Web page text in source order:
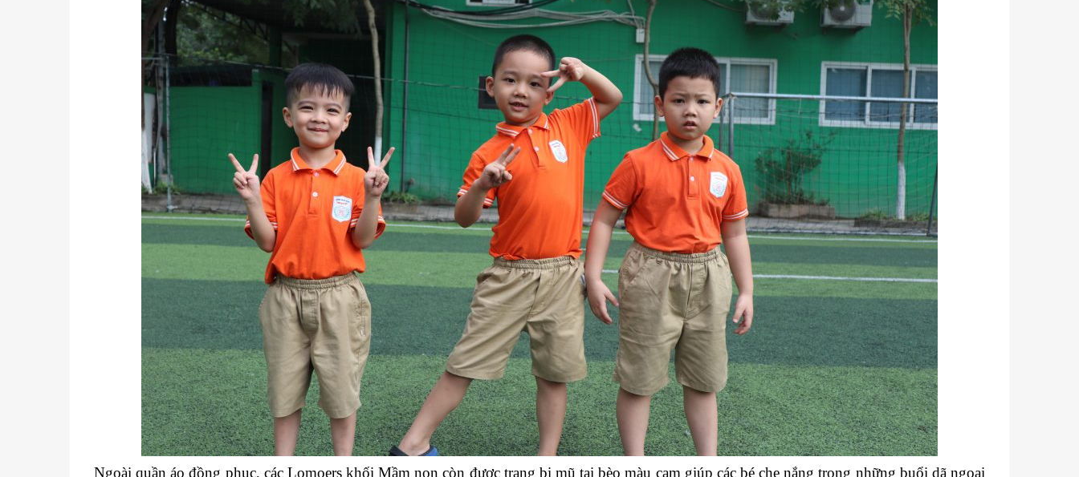
Ngoài quần áo đồng phục, các Lomoers khối Mầm non còn được trang bị mũ tai bèo màu cam giúp các bé che nắng trong những buổi dã ngoại